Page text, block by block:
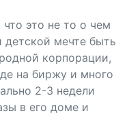
это не то о чем
детской мечте быть
корпорации,
на биржу и много
2-3 недели
в его доме и